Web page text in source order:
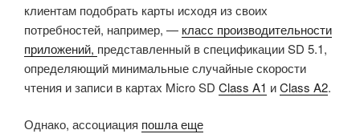
клиентам подобрать карты исходя из своих
потребностей, например, — класс производительности
приложений, представленный в спецификации SD 5.1,
определяющий минимальные случайные скорости
чтения и записи в картах Micro SD Class A1 иClass A2.
Однако, ассоциация пошла еще